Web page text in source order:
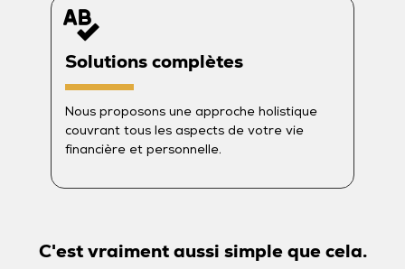
Solutions complètes
Nous proposons une approche holistique
couvrant tous les aspects de votre vie
financière et personnelle.
C'est vraiment aussi simple que cela.